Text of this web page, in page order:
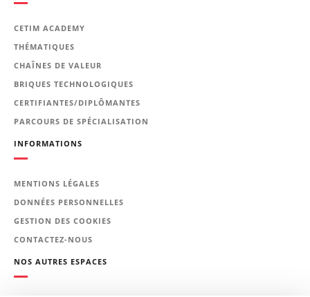
CETIM ACADEMY
THÉMATIQUES
CHAÎNES DE VALEUR
BRIQUES TECHNOLOGIQUES
CERTIFIANTES/DIPLÔMANTES
PARCOURS DE SPÉCIALISATION
INFORMATIONS
MENTIONS LÉGALES
DONNÉES PERSONNELLES
GESTION DES COOKIES
CONTACTEZ-NOUS
NOS AUTRES ESPACES